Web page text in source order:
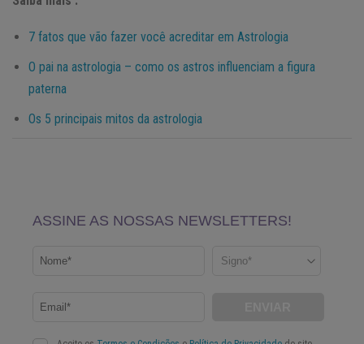
7 fatos que vão fazer você acreditar em Astrologia
O pai na astrologia – como os astros influenciam a figura
paterna
Os 5 principais mitos da astrologia